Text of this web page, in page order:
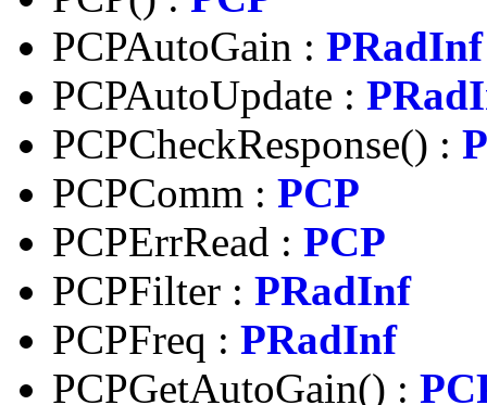
PCPAutoGain : PRadInf
PCPAutoUpdate :
PCPCheckResponse() :
PCPComm : PCP
PCPErrRead : PCP
PCPFilter : PRadInf
PCPFreq : PRadInf
PCPGetAutoGain() :